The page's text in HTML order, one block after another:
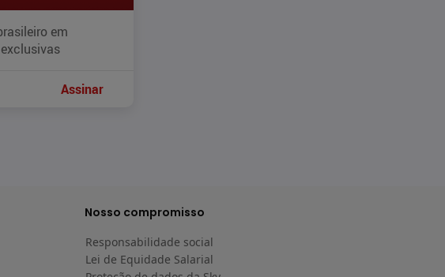
em
Assinar
Nosso compromisso
Responsabilidade social
Lei de Equidade Salarial